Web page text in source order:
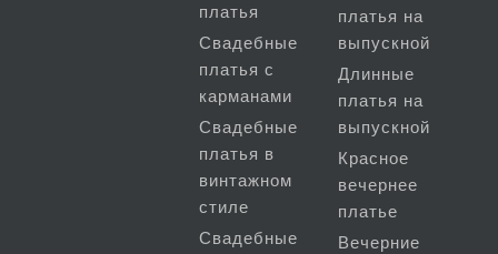
платья
Свадебные
платья с
карманами
Свадебные
платья в
винтажном
стиле
Свадебные
платья на
выпускной
Длинные
платья на
выпускной
Красное
вечернее
платье
Вечерние